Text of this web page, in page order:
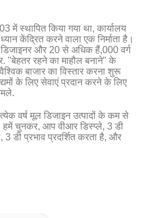
में स्थापित किया गया था, कार्यालय
केंद्रित करने वाला एक निर्माता है।
और 20 से अधिक हैं,000 वर्ग
"बेहतर रहने का माहौल बनाने" के
बाजार का विस्तार करना शुरू
के लिए सेवाएं प्रदान करने के लिए
वर्ष मूल डिजाइन उत्पादों के कम से
चुनकर, आप वीआर डिस्प्ले, 3 डी
3 डी प्रभाव प्रदर्शित करता है, और